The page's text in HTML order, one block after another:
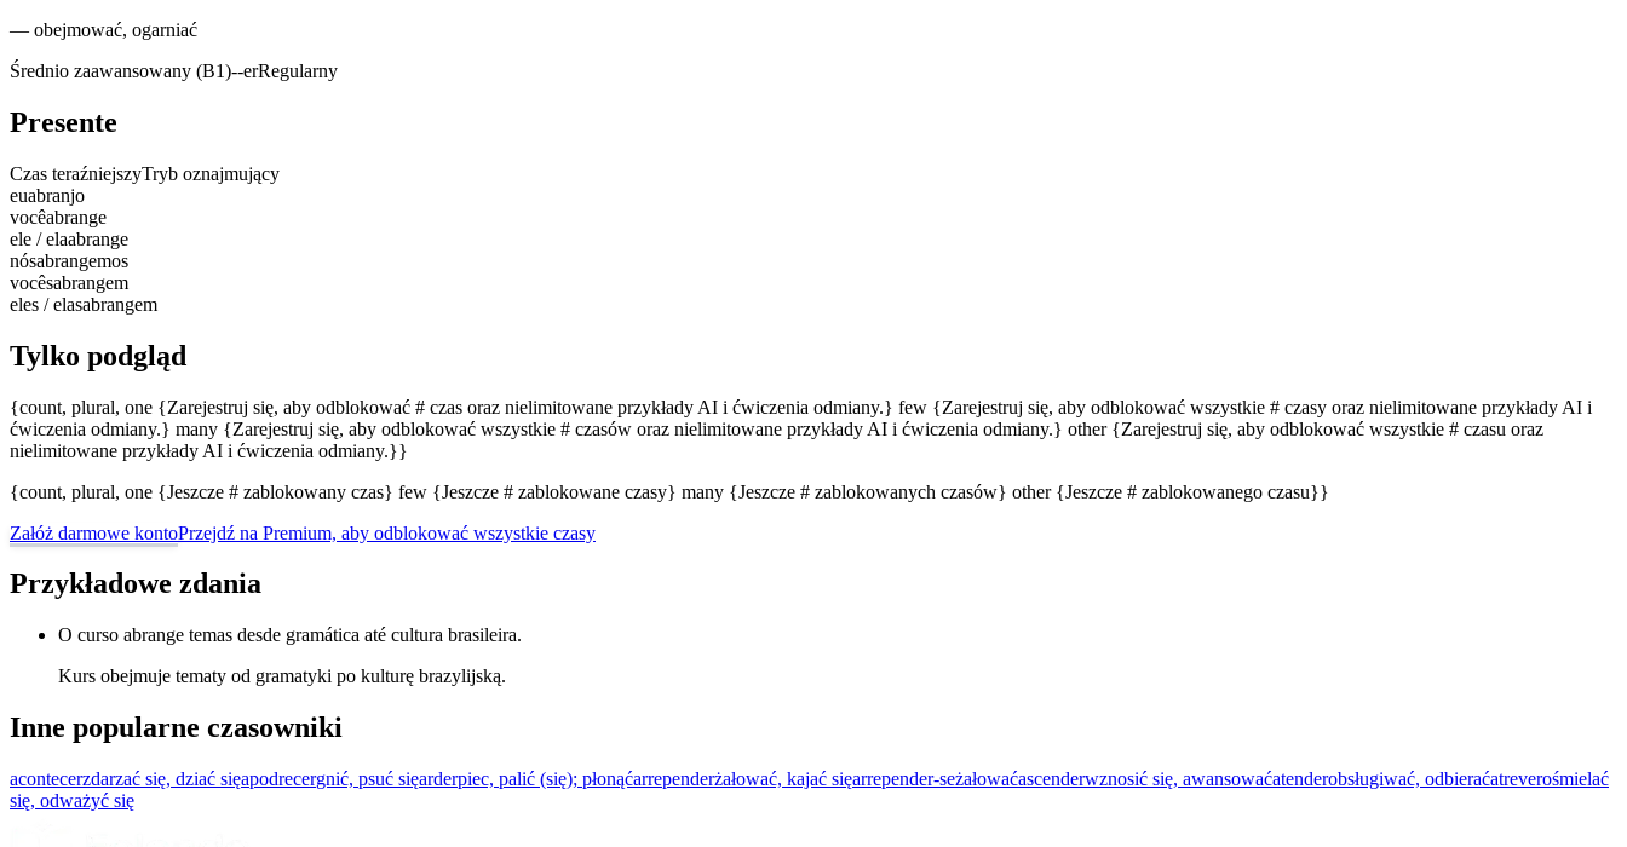
— obejmować, ogarniać
Średnio zaawansowany (B1)--erRegularny
Presente
Czas teraźniejszyTryb oznajmujący
euabranjo
vocêabrange
ele / elaabrange
nósabrangemos
vocêsabrangem
eles / elasabrangem
Tylko podgląd
{count, plural, one {Zarejestruj się, aby odblokować # czas oraz nielimitowane przykłady AI i ćwiczenia odmiany.} few {Zarejestruj się, aby odblokować wszystkie # czasy oraz nielimitowane przykłady AI i
ćwiczenia odmiany.} many {Zarejestruj się, aby odblokować wszystkie # czasów oraz nielimitowane przykłady AI i ćwiczenia odmiany.} other {Zarejestruj się, aby odblokować wszystkie # czasu oraz
nielimitowane przykłady AI i ćwiczenia odmiany.}}
{count, plural, one {Jeszcze # zablokowany czas} few {Jeszcze # zablokowane czasy} many {Jeszcze # zablokowanych czasów} other {Jeszcze # zablokowanego czasu}}
Załóż darmowe kontoPrzejdź na Premium, aby odblokować wszystkie czasy
Przykładowe zdania
O curso abrange temas desde gramática até cultura brasileira.
Kurs obejmuje tematy od gramatyki po kulturę brazylijską.
Inne popularne czasowniki
acontecerzdarzać się, dziać sięapodrecergnić, psuć sięarderpiec, palić (się); płonąćarrependerżałować, kajać sięarrepender-seżałowaćascenderwznosić się, awansowaćatenderobsługiwać, odbieraćatreverośmielać
się, odważyć się